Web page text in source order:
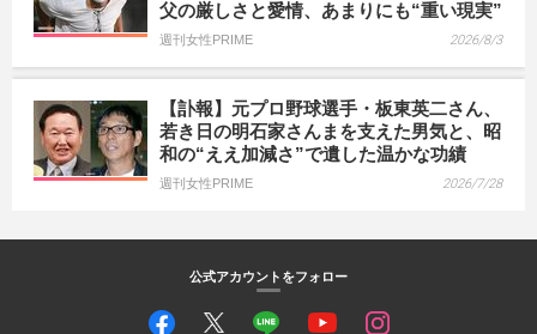
父の厳しさと愛情、あまりにも“重い現実”
週刊女性PRIME 2026/8/3
【訃報】元プロ野球選手・板東英二さん、
若き日の明石家さんまを支えた男気と、昭
和の“ええ加減さ”で遺した温かな功績
週刊女性PRIME 2026/7/28
公式アカウントをフォロー